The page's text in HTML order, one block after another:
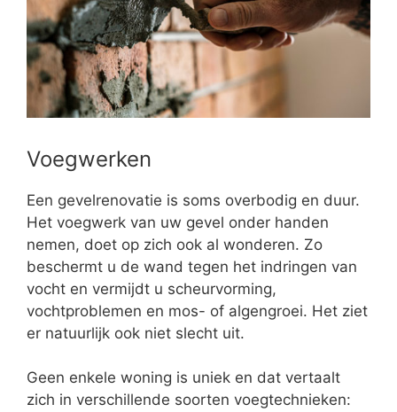
Voegwerken
Een gevelrenovatie is soms overbodig en duur.
Het voegwerk van uw gevel onder handen
nemen, doet op zich ook al wonderen. Zo
beschermt u de wand tegen het indringen van
vocht en vermijdt u scheurvorming,
vochtproblemen en mos- of algengroei. Het ziet
er natuurlijk ook niet slecht uit.
Geen enkele woning is uniek en dat vertaalt
zich in verschillende soorten voegtechnieken: